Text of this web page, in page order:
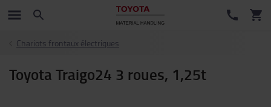
Chariots frontaux électriques
Toyota Traigo24 3 roues, 1,25t